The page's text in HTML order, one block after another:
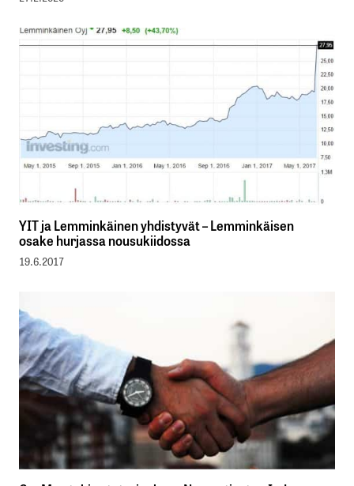
YIT ja Lemminkäinen yhdistyvät – Lemminkäisen
osake hurjassa nousukiidossa
19.6.2017